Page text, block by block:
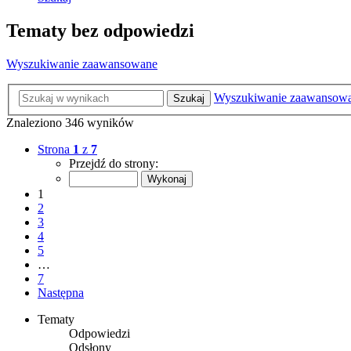
Tematy bez odpowiedzi
Wyszukiwanie zaawansowane
Szukaj
Wyszukiwanie
Znaleziono 346 wyników
Strona 1 z 7
Przejdź do strony:
1
2
3
4
5
…
7
Następna
Tematy
Odpowiedzi
Odsłony